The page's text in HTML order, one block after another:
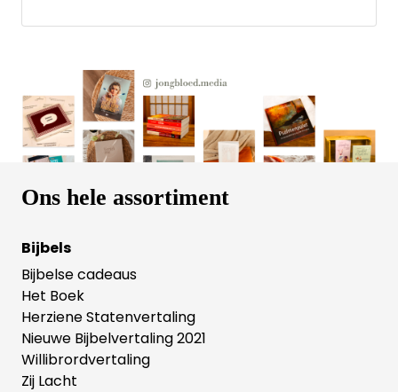
thuisgebruik - Optimale leesbaarheid in meest
handzaam formaat tussen major en huisbijbel in -
Geschikt als kerkbankbijbel - Inclusief berijmde
psalmen 1773 en formulieren
Ons hele assortiment
Bijbels
Bijbelse cadeaus
Het Boek
Herziene Statenvertaling
Nieuwe Bijbelvertaling 2021
Willibrordvertaling
Zij Lacht